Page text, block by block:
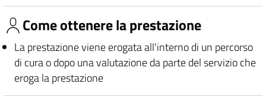
Come ottenere la prestazione
La prestazione viene erogata all'interno di un percorso
di cura o dopo una valutazione da parte del servizio che
eroga la prestazione